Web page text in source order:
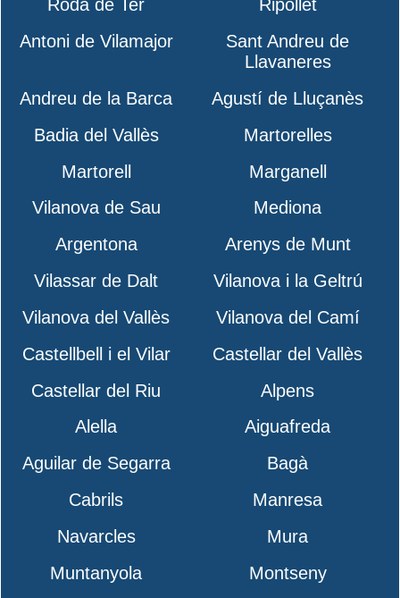
Roda de Ter
Ripollet
Antoni de Vilamajor
Sant Andreu de
Llavaneres
Andreu de la Barca
Agustí de Lluçanès
Badia del Vallès
Martorelles
Martorell
Marganell
Vilanova de Sau
Mediona
Argentona
Arenys de Munt
Vilassar de Dalt
Vilanova i la Geltrú
Vilanova del Vallès
Vilanova del Camí
Castellbell i el Vilar
Castellar del Vallès
Castellar del Riu
Alpens
Alella
Aiguafreda
Aguilar de Segarra
Bagà
Cabrils
Manresa
Navarcles
Mura
Muntanyola
Montseny